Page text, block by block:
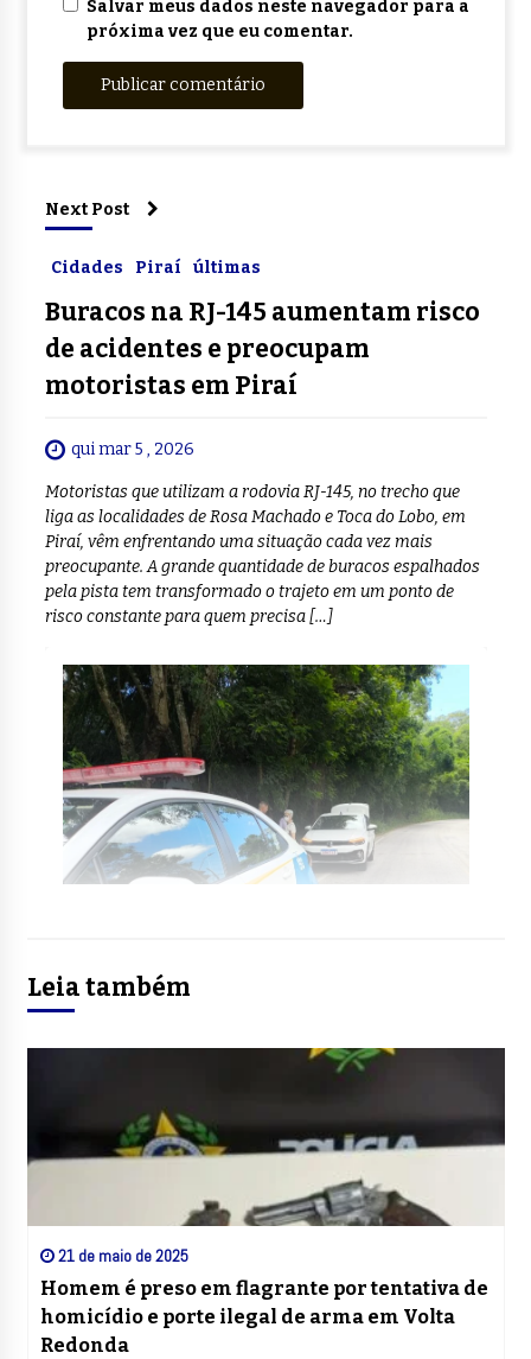
Salvar meus dados neste navegador para a
próxima vez que eu comentar.
Next Post
Cidades Piraí últimas
Buracos na RJ-145 aumentam risco
de acidentes e preocupam
motoristas em Piraí
qui mar 5 , 2026
Motoristas que utilizam a rodovia RJ-145, no trecho que
liga as localidades de Rosa Machado e Toca do Lobo, em
Piraí, vêm enfrentando uma situação cada vez mais
preocupante. A grande quantidade de buracos espalhados
pela pista tem transformado o trajeto em um ponto de
risco constante para quem precisa […]
Leia também
21 de maio de 2025
Homem é preso em flagrante por tentativa de
homicídio e porte ilegal de arma em Volta
Redonda